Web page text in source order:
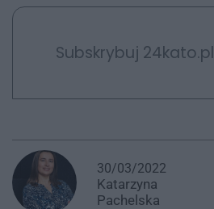
Subskrybuj 24kato.pl
30/03/2022
Katarzyna
Pachelska